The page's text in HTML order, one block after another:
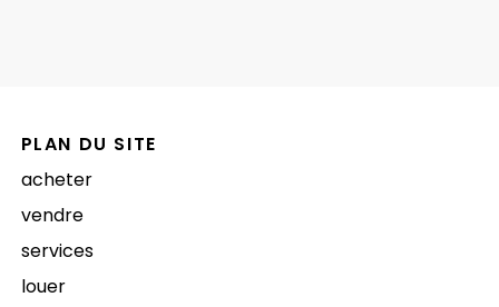
PLAN DU SITE
acheter
vendre
services
louer